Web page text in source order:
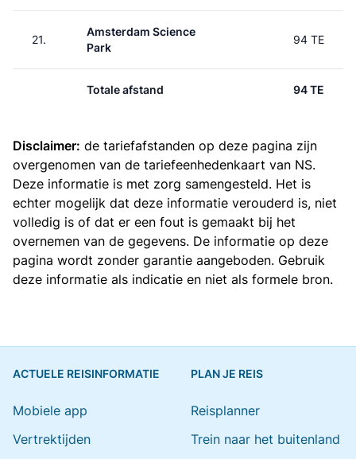
21.
Amsterdam Science
Park
94 TE
Totale afstand 94 TE
Disclaimer: de tariefafstanden op deze pagina zijn
overgenomen van de tariefeenhedenkaart van NS.
Deze informatie is met zorg samengesteld. Het is
echter mogelijk dat deze informatie verouderd is, niet
volledig is of dat er een fout is gemaakt bij het
overnemen van de gegevens. De informatie op deze
pagina wordt zonder garantie aangeboden. Gebruik
deze informatie als indicatie en niet als formele bron.
ACTUELE REISINFORMATIE
Mobiele app
Vertrektijden
PLAN JE REIS
Reisplanner
Trein naar het buitenland